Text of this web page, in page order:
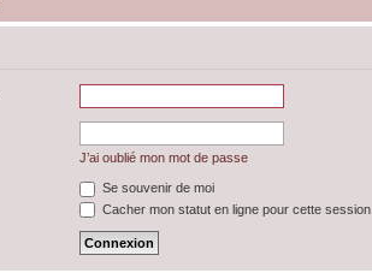
J’ai oublié mon mot de passe
Se souvenir de moi
Cacher mon statut en ligne pour cette session